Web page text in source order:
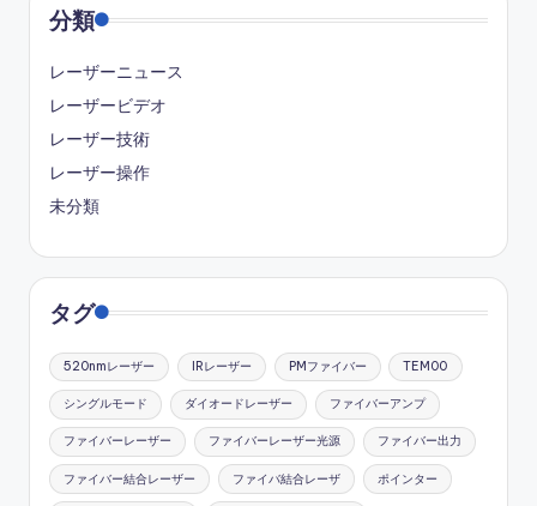
分類
レーザーニュース
レーザービデオ
レーザー技術
レーザー操作
未分類
タグ
520nmレーザー IRレーザー PMファイバー TEM00
シングルモード ダイオードレーザー ファイバーアンプ
ファイバーレーザー ファイバーレーザー光源 ファイバー出力
ファイバー結合レーザー ファイバ結合レーザ ポインター